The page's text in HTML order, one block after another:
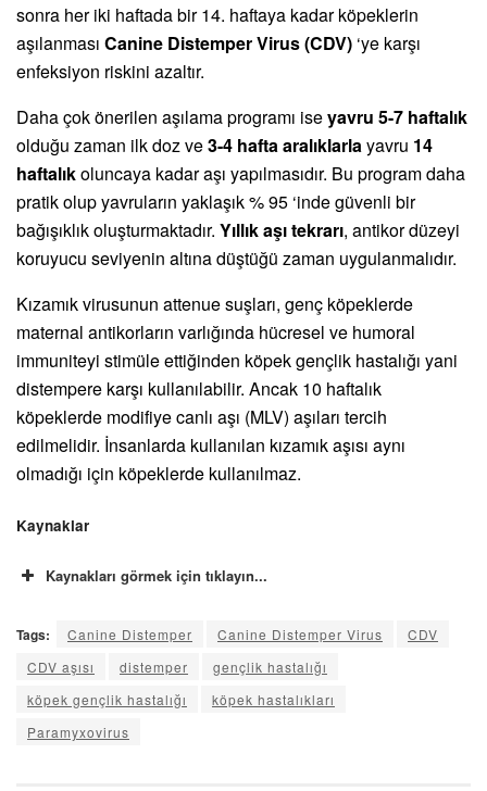
sonra her iki haftada bir 14. haftaya kadar köpeklerin
aşılanması Canine Distemper Virus (CDV) ‘ye karşı
enfeksiyon riskini azaltır.
Daha çok önerilen aşılama programı iseyavru 5-7 haftalık
olduğu zaman ilk doz ve3-4 hafta aralıklarlayavru 14
haftalıkoluncaya kadar aşı yapılmasıdır. Bu program daha
pratik olup yavruların yaklaşık % 95 ‘inde güvenli bir
bağışıklık oluşturmaktadır. Yıllık aşı tekrarı, antikor düzeyi
koruyucu seviyenin altına düştüğü zaman uygulanmalıdır.
Kızamık virusunun attenue suşları, genç köpeklerde
maternal antikorların varlığında hücresel ve humoral
immuniteyi stimüle ettiğinden köpek gençlik hastalığı yani
distempere karşı kullanılabilir. Ancak 10 haftalık
köpeklerde modifiye canlı aşı (MLV) aşıları tercih
edilmelidir. İnsanlarda kullanılan kızamık aşısı aynı
olmadığı için köpeklerde kullanılmaz.
Kaynaklar
Kaynakları görmek için tıklayın...
Tags: Canine Distemper Canine Distemper Virus
CDV
CDV aşısı
distemper
gençlik hastalığı
köpek gençlik hastalığı
köpek hastalıkları
Paramyxovirus